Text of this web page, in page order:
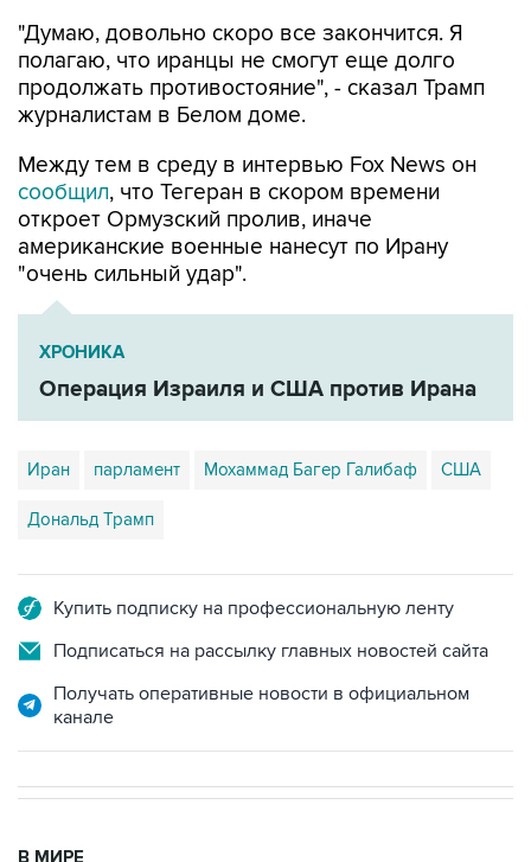
"Думаю, довольно скоро все закончится. Я
полагаю, что иранцы не смогут еще долго
продолжать противостояние", - сказал Трамп
журналистам в Белом доме.
Между тем в среду в интервью Fox News он
сообщил, что Тегеран в скором времени
откроет Ормузский пролив, иначе
американские военные нанесут по Ирану
"очень сильный удар".
ХРОНИКА
Операция Израиля и США против Ирана
Иран парламент Мохаммад Багер Галибаф США
Дональд Трамп
Купить подписку на профессиональную ленту
Подписаться на рассылку главных новостей сайта
Получать оперативные новости в официальном
канале